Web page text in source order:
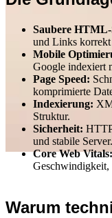
Saubere
und Links korrekt
Mobile
Google indexiert
Page Speed:
komprimierte
Indexierung:
Struktur.
Sicherheit:
und stabile Server.
Core Web Vitals:
Geschwindigkeit,
Warum